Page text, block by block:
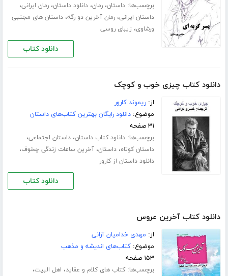
برچسب‌ها:داستان،رمان،دانلود داستان،رمان ایرانی،
داستان ایرانی،رمان آخرین دو رگه،داستان های مجتبی
ورشاوی، زیبای روسی
دانلود کتاب
دانلود کتاب چیزی خوب و کوچک
از:ریموند کارور
موضوع:دانلود رایگان بهترین کتاب‌های داستان
۳۱ صفحه
برچسب‌ها:دانلود کتاب داستان،داستان اجتماعی،
داستان کوتاه،داستان،آخرین ساعات زندگی چخوف،
دانلود داستان از کارور
دانلود کتاب
دانلود کتاب آخرین عروس
از: مهدی خدامیان آرانی
موضوع:کتاب‌های اندیشه و مذهب
۱۵۳ صفحه
برچسب‌ها:کتاب های کلام و عقاید، اهل البیت،